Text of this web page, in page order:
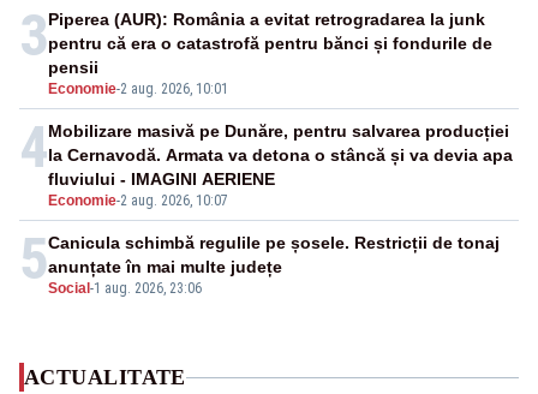
3
Economie-2 aug. 2026, 10:01
Piperea (AUR): România a evitat retrogradarea la junk
pentru că era o catastrofă pentru bănci și fondurile de
pensii
4
Economie-2 aug. 2026, 10:07
Mobilizare masivă pe Dunăre, pentru salvarea producției
la Cernavodă. Armata va detona o stâncă și va devia apa
fluviului - IMAGINI AERIENE
5Social -1 aug. 2026, 23:06
Canicula schimbă regulile pe șosele. Restricții de tonaj
anunțate în mai multe județe
ACTUALITATE